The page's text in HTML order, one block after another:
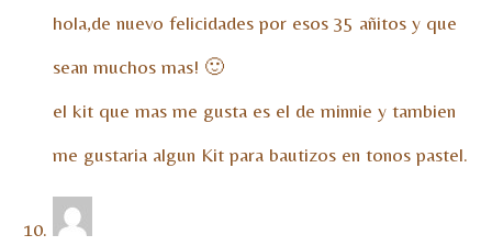
hola,de nuevo felicidades por esos 35 añitos y que
sean muchos mas! 🙂
el kit que mas me gusta es el de minnie y tambien
me gustaria algun Kit para bautizos en tonos pastel.